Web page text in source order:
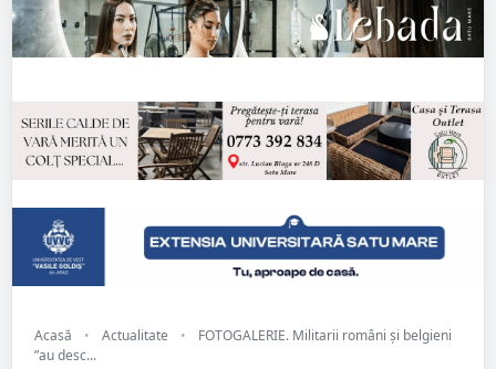
Acasă • Actualitate •
FOTOGALERIE. Militarii români și belgieni
”au desc...